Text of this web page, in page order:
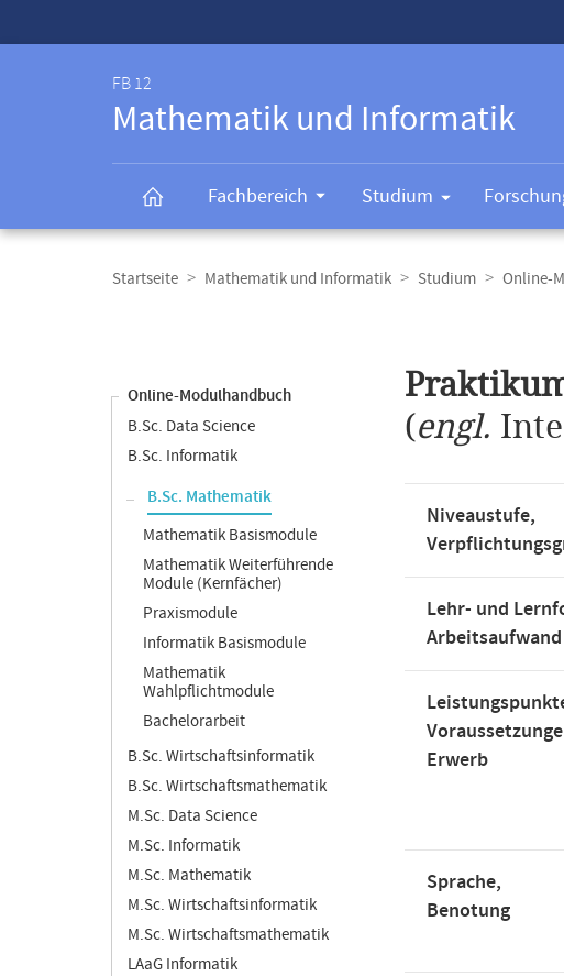
FB 12
Mathematik und Informatik
Fachbereich Studium
Navigation
Startseite Mathematik und Informatik Studium Online-
Online-Modulhandbuch
B.Sc. Data Science
B.Sc. Informatik
B.Sc. Mathematik
Mathematik Basismodule
Mathematik Weiterführende
Module (Kernfächer)
Praxismodule
Informatik Basismodule
Mathematik
Wahlpflichtmodule
Bachelorarbeit
B.Sc. Wirtschaftsinformatik
B.Sc. Wirtschaftsmathematik
M.Sc. Data Science
M.Sc. Informatik
M.Sc. Mathematik
M.Sc. Wirtschaftsinformatik
M.Sc. Wirtschaftsmathematik
LAaG Informatik
(engl.
Niveaustufe,
Lehr- und
Arbeitsaufwand
Erwerb
Sprache,
Benotung